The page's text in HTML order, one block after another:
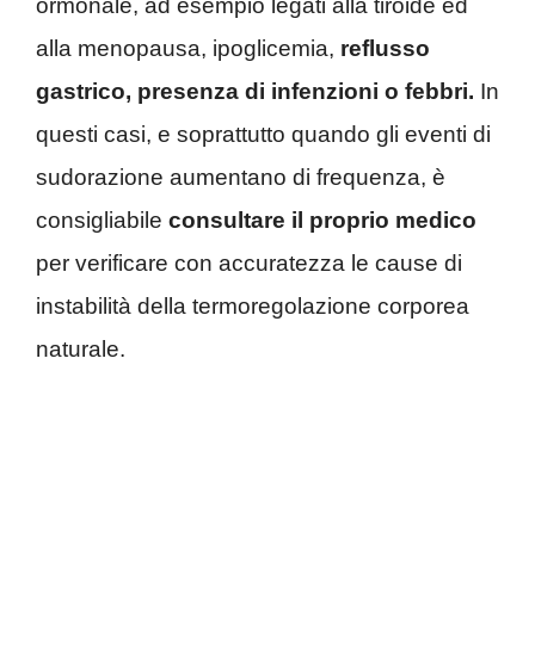
ormonale, ad esempio legati alla tiroide ed
alla menopausa, ipoglicemia, reflusso
gastrico, presenza di infenzioni o febbri. In
questi casi, e soprattutto quando gli eventi di
sudorazione aumentano di frequenza, è
consigliabile consultare il proprio medico
per verificare con accuratezza le cause di
instabilità della termoregolazione corporea
naturale.